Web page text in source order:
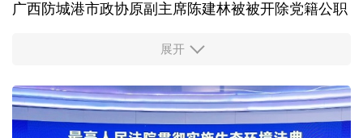
广西防城港市政协原副主席陈建林被被开除党籍公职
中国多地出台带薪休假新政 释放消费潜力
入境游火热 前7月北京离境退税各项数据均创新高
展开